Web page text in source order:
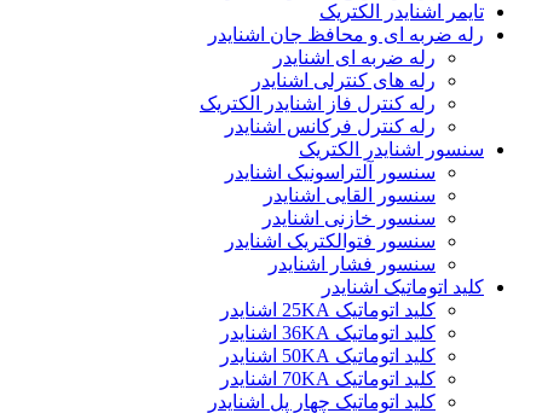
تایمر اشنایدر الکتریک
رله ضربه ای و محافظ جان اشنایدر
رله ضربه ای اشنایدر
رله های کنترلی اشنایدر
رله کنترل فاز اشنایدر الکتریک
رله کنترل فرکانس اشنایدر
سنسور اشنایدر الکتریک
سنسور آلتراسونیک اشنایدر
سنسور القایی اشنایدر
سنسور خازنی اشنایدر
سنسور فتوالکتریک اشنایدر
سنسور فشار اشنایدر
کلید اتوماتیک اشنایدر
کلید اتوماتیک 25KA اشنایدر
کلید اتوماتیک 36KA اشنایدر
کلید اتوماتیک 50KA اشنایدر
کلید اتوماتیک 70KA اشنایدر
کلید اتوماتیک چهار پل اشنایدر